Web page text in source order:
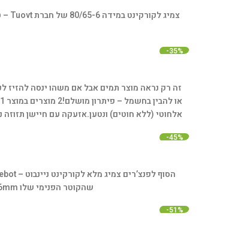
צמיג לקורקינט במידה 80/65-6 של חברת Tuovt – טובוט.
-35%
או להבין בחשמל – פיתרון מושלם!2 מוצרים במוצר 1 : אזעקה + צופר.
אלחוטי (ללא חוטים) ונטען.אזעקה עם חיישן תזוזה ניתן להפעיל או
-45%
הסוף לפנצ’רים צמיג מלא לקורקינט ניינבוט – Ninebot בגודל צמיג 10X2.5.
שהקוטר הפנימי שלו 46mm בשונה מקורקינט חשמלי אחר שהקוטר הפנימי שלו 36mm
-51%